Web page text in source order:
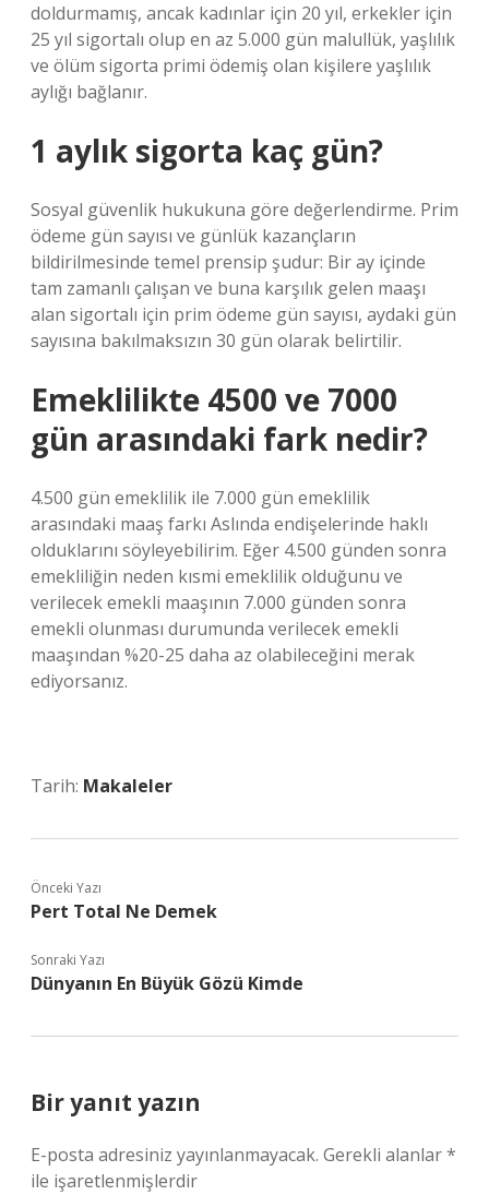
doldurmamış, ancak kadınlar için 20 yıl, erkekler için
25 yıl sigortalı olup en az 5.000 gün malullük, yaşlılık
ve ölüm sigorta primi ödemiş olan kişilere yaşlılık
aylığı bağlanır.
1 aylık sigorta kaç gün?
Sosyal güvenlik hukukuna göre değerlendirme. Prim
ödeme gün sayısı ve günlük kazançların
bildirilmesinde temel prensip şudur: Bir ay içinde
tam zamanlı çalışan ve buna karşılık gelen maaşı
alan sigortalı için prim ödeme gün sayısı, aydaki gün
sayısına bakılmaksızın 30 gün olarak belirtilir.
Emeklilikte 4500 ve 7000
gün arasındaki fark nedir?
4.500 gün emeklilik ile 7.000 gün emeklilik
arasındaki maaş farkı Aslında endişelerinde haklı
olduklarını söyleyebilirim. Eğer 4.500 günden sonra
emekliliğin neden kısmi emeklilik olduğunu ve
verilecek emekli maaşının 7.000 günden sonra
emekli olunması durumunda verilecek emekli
maaşından %20-25 daha az olabileceğini merak
ediyorsanız.
Tarih: Makaleler
Önceki Yazı
Pert Total Ne Demek
Sonraki Yazı
Dünyanın En Büyük Gözü Kimde
Bir yanıt yazın
E-posta adresiniz yayınlanmayacak. Gerekli alanlar*
ile işaretlenmişlerdir